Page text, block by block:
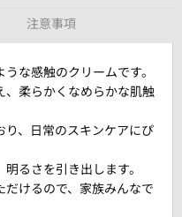
注意事項
な感触のクリームです。
、柔らかくなめらかな肌触
、日常のスキンケアにぴ
るさを引き出します。
けるので、家族みんなで